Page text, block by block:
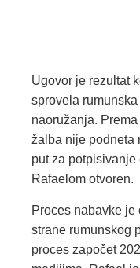
Ugovor je rezultat
sprovela
naoružanja.
žalba nije podneta
put za
Rafaelom otvoren.
Proces nabavke je
strane rumunskog
proces započet